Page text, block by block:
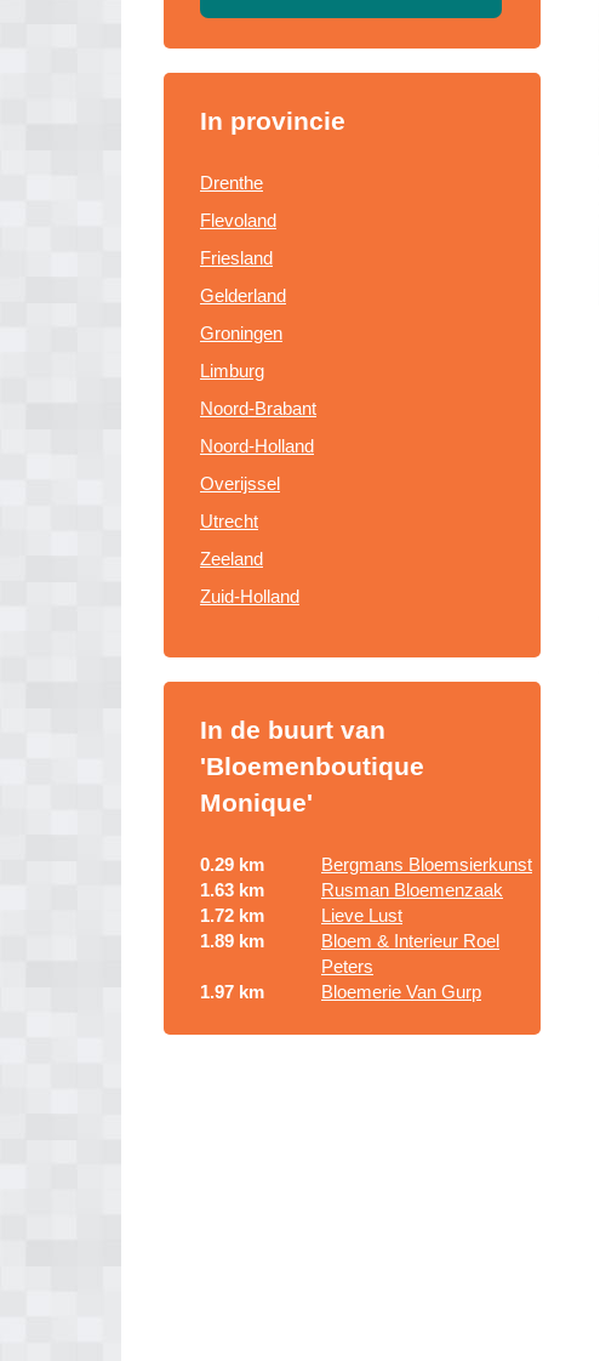
In provincie
Drenthe
Flevoland
Friesland
Gelderland
Groningen
Limburg
Noord-Brabant
Noord-Holland
Overijssel
Utrecht
Zeeland
Zuid-Holland
In de buurt van
'Bloemenboutique
Monique'
0.29 km
Bergmans Bloemsierkunst
1.63 km
Rusman Bloemenzaak
1.72 km
Lieve Lust
1.89 km
Bloem & Interieur Roel
Peters
1.97 km
Bloemerie Van Gurp